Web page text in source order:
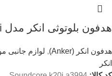
هدفون بلوتوثی انکر مدل K20i
هدفون انکر (Anker) , لوازم جانبی
انکر